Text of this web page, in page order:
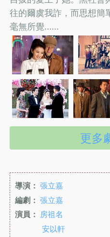
往的爾虞我詐，而思想簡
毫無所覺......
更多
導演： 張立嘉
編劇： 張立嘉
演員： 房祖名
安以軒